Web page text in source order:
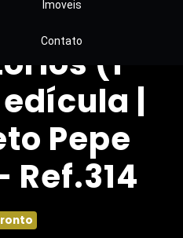
Imoveis
Contato
| 3
(1
|
Pepe
Ref.314